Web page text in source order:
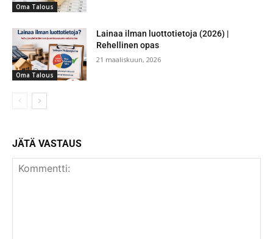
Oma Talous
Oma Talous
Lainaa ilman luottotietoja (2026) |
Rehellinen opas
21 maaliskuun, 2026
JÄTÄ VASTAUS